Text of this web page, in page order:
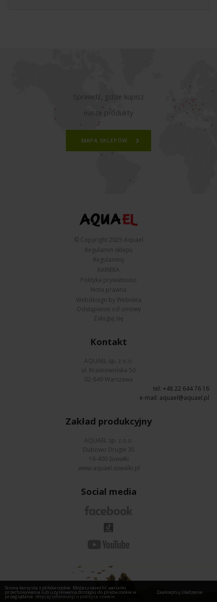
Strona korzysta z plików cookie. Możesz określić warunki
przechowywania lub uzyskiwania dostępu do plików cookie w
przeglądarce. Więcej informacji o polityce cookie
Zaakceptuj śledzenie
Sprawdź, gdzie kupisz
nasze produkty
MAPA SKLEPÓW
© Copyright 2025 Aquael
Regulamin sklepu
Regulaminy
KARIERA
Polityka prywatności
Nota prawna
Webdesign by Webidea
Odstąpienie od umowy
Zaloguj się
Kontakt
AQUAEL sp. z o.o.
ul. Krasnowolska 50
02-849 Warszawa
tel: +48 22 644 76 16
e-mail: aquael@aquael.pl
Zakład produkcyjny
AQUAEL sp. z o.o.
Dubowo Drugie 35
16-400 Suwałki
www.aquael.suwalki.pl
Social media